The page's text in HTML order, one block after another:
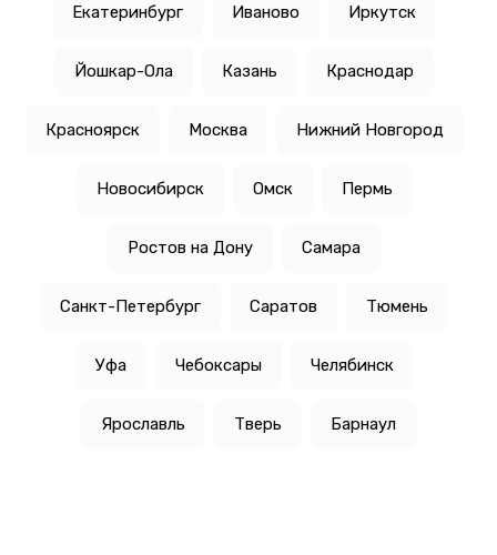
Екатеринбург Иваново Иркутск
Йошкар-Ола Казань Краснодар
Красноярск Москва Нижний Новгород
Новосибирск Омск Пермь
Ростов на Дону Самара
Санкт-Петербург Саратов Тюмень
Уфа Чебоксары Челябинск
Ярославль Тверь Барнаул